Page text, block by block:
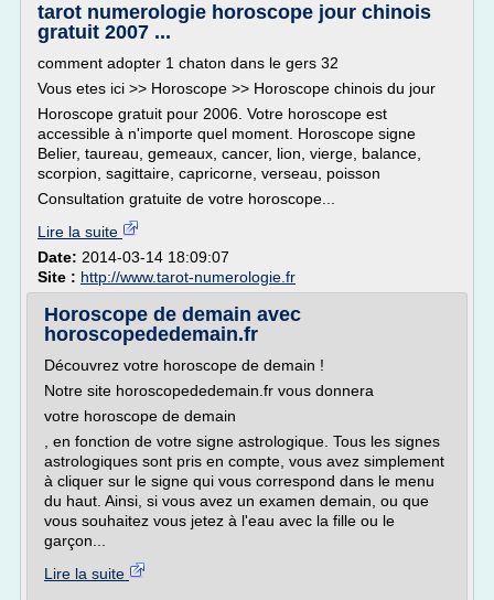
tarot numerologie horoscope jour chinois
gratuit 2007 ...
comment adopter 1 chaton dans le gers 32
Vous etes ici >> Horoscope >> Horoscope chinois du jour
Horoscope gratuit pour 2006. Votre horoscope est
accessible à n'importe quel moment. Horoscope signe
Belier, taureau, gemeaux, cancer, lion, vierge, balance,
scorpion, sagittaire, capricorne, verseau, poisson
Consultation gratuite de votre horoscope...
Lire la suite
Date: 2014-03-14 18:09:07
Site : http://www.tarot-numerologie.fr
Horoscope de demain avec
horoscopededemain.fr
Découvrez votre horoscope de demain !
Notre site horoscopededemain.fr vous donnera
votre horoscope de demain
, en fonction de votre signe astrologique. Tous les signes
astrologiques sont pris en compte, vous avez simplement
à cliquer sur le signe qui vous correspond dans le menu
du haut. Ainsi, si vous avez un examen demain, ou que
vous souhaitez vous jetez à l'eau avec la fille ou le
garçon...
Lire la suite